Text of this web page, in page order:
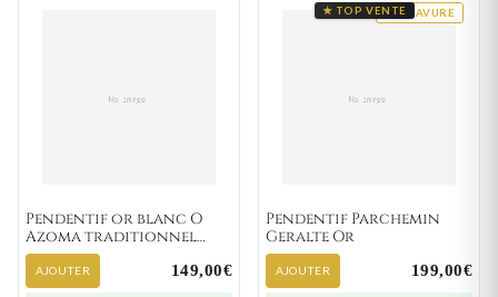
Pendentif or blanc O
Azoma traditionnel
Lettre O
AJOUTER 149,00€
GRAVURE
★ TOP VENTE
Pendentif Parchemin
Geralte Or
AJOUTER 199,00€